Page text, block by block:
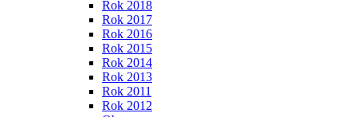
Rok 2018
Rok 2017
Rok 2016
Rok 2015
Rok 2014
Rok 2013
Rok 2011
Rok 2012